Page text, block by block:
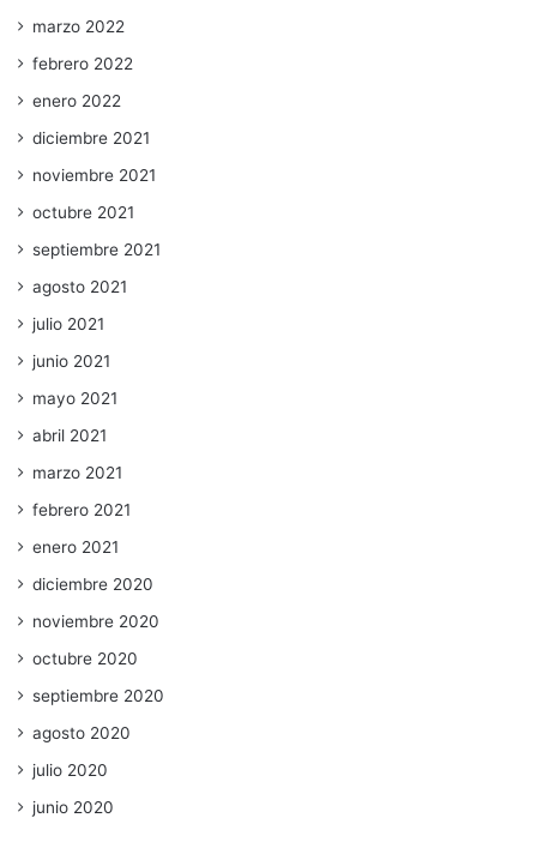
marzo 2022
febrero 2022
enero 2022
diciembre 2021
noviembre 2021
octubre 2021
septiembre 2021
agosto 2021
julio 2021
junio 2021
mayo 2021
abril 2021
marzo 2021
febrero 2021
enero 2021
diciembre 2020
noviembre 2020
octubre 2020
septiembre 2020
agosto 2020
julio 2020
junio 2020